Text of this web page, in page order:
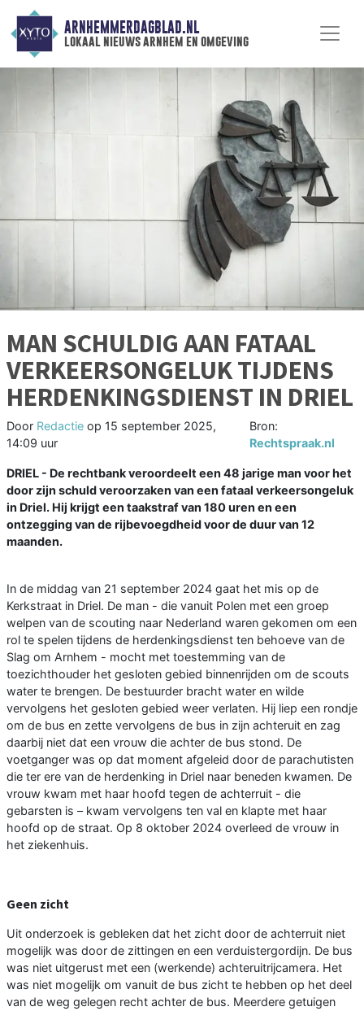
ARNHEMMERDAGBLAD.NL
lokaal nieuws arnhem en omgeving
MAN SCHULDIG AAN FATAAL
VERKEERSONGELUK TIJDENS
HERDENKINGSDIENST IN DRIEL
Door Redactie op 15 september 2025,
14:09 uur
Bron:
Rechtspraak.nl
DRIEL - De rechtbank veroordeelt een 48 jarige man voor het
door zijn schuld veroorzaken van een fataal verkeersongeluk
in Driel. Hij krijgt een taakstraf van 180 uren en een
ontzegging van de rijbevoegdheid voor de duur van 12
maanden.
In de middag van 21 september 2024 gaat het mis op de
Kerkstraat in Driel. De man - die vanuit Polen met een groep
welpen van de scouting naar Nederland waren gekomen om een
rol te spelen tijdens de herdenkingsdienst ten behoeve van de
Slag om Arnhem - mocht met toestemming van de
toezichthouder het gesloten gebied binnenrijden om de scouts
water te brengen. De bestuurder bracht water en wilde
vervolgens het gesloten gebied weer verlaten. Hij liep een rondje
om de bus en zette vervolgens de bus in zijn achteruit en zag
daarbij niet dat een vrouw die achter de bus stond. De
voetganger was op dat moment afgeleid door de parachutisten
die ter ere van de herdenking in Driel naar beneden kwamen. De
vrouw kwam met haar hoofd tegen de achterruit - die
gebarsten is – kwam vervolgens ten val en klapte met haar
hoofd op de straat. Op 8 oktober 2024 overleed de vrouw in
het ziekenhuis.
Geen zicht
Uit onderzoek is gebleken dat het zicht door de achterruit niet
mogelijk was door de zittingen en een verduistergordijn. De bus
was niet uitgerust met een (werkende) achteruitrijcamera. Het
was niet mogelijk om vanuit de bus zicht te hebben op het deel
van de weg gelegen recht achter de bus. Meerdere getuigen